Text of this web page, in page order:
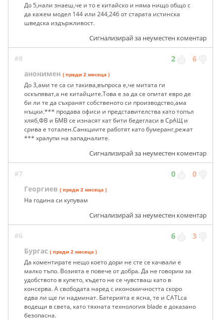
До 5,нали знаеш,че и то е китайско и няма нищо общо с
да кажем модел 144 или 244,246 от старата истинска
шведска издържливост.
Сигнализирай за неуместен коментар
#8 2 6
анонимен ( преди 2 месеца )
До 3,ами те са си такива,въпроса е,че митата ги
оскъпяват,а не китайците.Това е за да се опитат евро де
би ли те да съхранят собственото си производство,ама
нъцки.*** продава офиси и представителства като топъл
хляб,ФВ и БМВ се изнасят кат бити бедегласи в СрАЩ и
срива е тотален.Санкциите работят като бумеранг,режат
*** хралупи на западналите.
Сигнализирай за неуместен коментар
#7 0 0
Георгиев ( преди 2 месеца )
На година си купувам
Сигнализирай за неуместен коментар
#6 6 3
Бургас ( преди 2 месеца )
Да коментирате нещо което дори не сте се качвали е
малко тъпо. Возията е повече от добра. Да не говорим за
удобството в купето, където не се чувстваш като в
консерва. А свободата наред с икономичността скоро
едва ли ще ги надминат. Батерията е ясна, те и CATLса
водещи в света, като тяхната технология blade е доказано
безопасна.